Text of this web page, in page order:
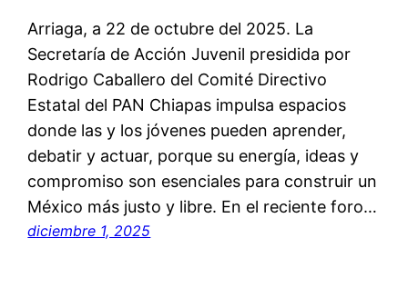
Arriaga, a 22 de octubre del 2025. La
Secretaría de Acción Juvenil presidida por
Rodrigo Caballero del Comité Directivo
Estatal del PAN Chiapas impulsa espacios
donde las y los jóvenes pueden aprender,
debatir y actuar, porque su energía, ideas y
compromiso son esenciales para construir un
México más justo y libre. En el reciente foro…
diciembre 1, 2025